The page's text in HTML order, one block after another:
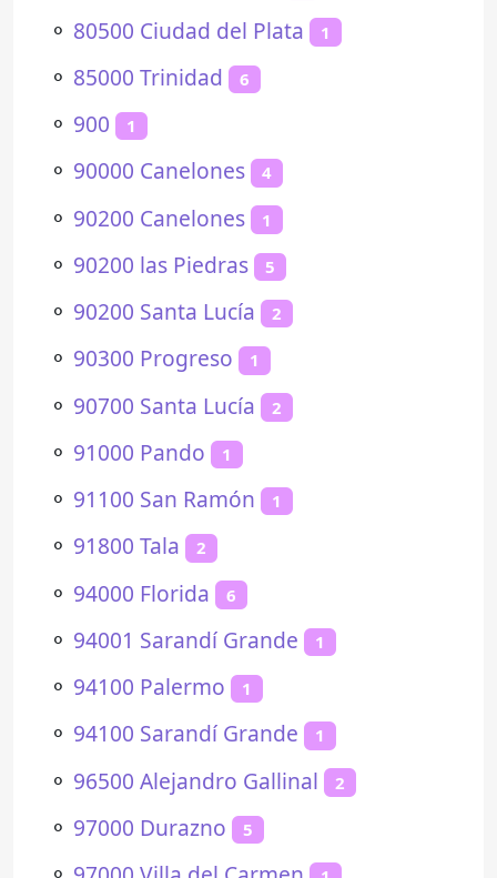
⚬ 80500 Ciudad del Plata 1
⚬ 85000 Trinidad 6
⚬ 900 1
⚬ 90000 Canelones 4
⚬ 90200 Canelones 1
⚬ 90200 las Piedras 5
⚬ 90200 Santa Lucía 2
⚬ 90300 Progreso 1
⚬ 90700 Santa Lucía 2
⚬ 91000 Pando 1
⚬ 91100 San Ramón 1
⚬ 91800 Tala 2
⚬ 94000 Florida 6
⚬ 94001 Sarandí Grande 1
⚬ 94100 Palermo 1
⚬ 94100 Sarandí Grande 1
⚬ 96500 Alejandro Gallinal 2
⚬ 97000 Durazno 5